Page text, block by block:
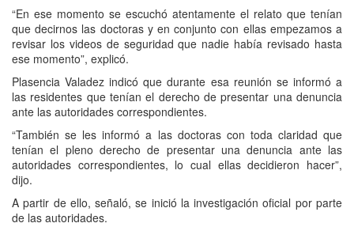
“En ese momento se escuchó atentamente el relato que tenían
que decirnos las doctoras y en conjunto con ellas empezamos a
revisar los videos de seguridad que nadie había revisado hasta
ese momento”, explicó.
Plasencia Valadez indicó que durante esa reunión se informó a
las residentes que tenían el derecho de presentar una denuncia
ante las autoridades correspondientes.
“También se les informó a las doctoras con toda claridad que
tenían el pleno derecho de presentar una denuncia ante las
autoridades correspondientes, lo cual ellas decidieron hacer”,
dijo.
A partir de ello, señaló, se inició la investigación oficial por parte
de las autoridades.